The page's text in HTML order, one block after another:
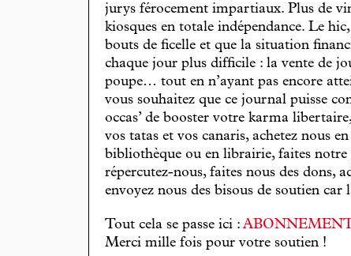
jurys férocement impartiaux. Plus de
kiosques en totale indépendance. Le
bouts de ficelle et que la situation
chaque jour plus difficile : la vente de
poupe… tout en n’ayant pas encore
vous souhaitez que ce journal puisse
occas’ de booster votre karma
vos tatas et vos canaris, achetez nous
bibliothèque ou en librairie, faites
répercutez-nous, faites nous des dons,
envoyez nous des bisous de soutien
Tout cela se passe ici : ABONNEMENT
Merci mille fois pour votre soutien !